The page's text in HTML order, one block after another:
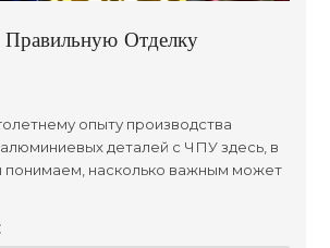
Отделку
Обработанного
опыту производства
деталей с ЧПУ здесь, в
понимаем, насколько важным может
презентации. со временем для